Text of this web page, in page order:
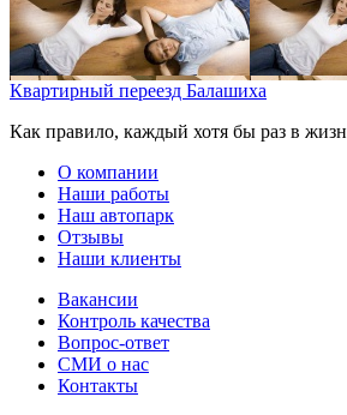
Квартирный переезд Балашиха
Как правило, каждый хотя бы раз в
О компании
Наши работы
Наш автопарк
Отзывы
Наши клиенты
Вакансии
Контроль качества
Вопрос-ответ
СМИ о нас
Контакты